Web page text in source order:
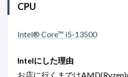
CPU
Intel® Core™ i5-13500
Intelにした理由
お店に行くまでは